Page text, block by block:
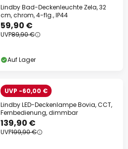
Lindby Bad-Deckenleuchte Zela, 32
cm, chrom, 4-flg., IP44
59,90 €
UVP89,90 €
Auf Lager
UVP -60,00 €
Lindby LED-Deckenlampe Bovia, CCT,
Fernbedienung, dimmbar
139,90 €
UVP199,90 €